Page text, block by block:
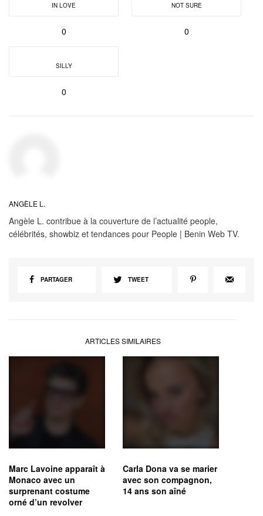
IN LOVE
0
NOT SURE
0
SILLY
0
ANGÈLE L.
Angèle L. contribue à la couverture de l’actualité people,
célébrités, showbiz et tendances pour People | Benin Web TV.
PARTAGER TWEET
ARTICLES SIMILAIRES
Marc Lavoine apparaît à
Monaco avec un
surprenant costume
orné d’un revolver
Carla Dona va se marier
avec son compagnon,
14 ans son aîné